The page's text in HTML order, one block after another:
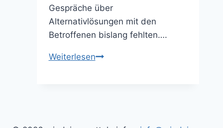
Gespräche über
Alternativlösungen mit den
Betroffenen bislang fehlten….
WeiterlesenÄußerungen